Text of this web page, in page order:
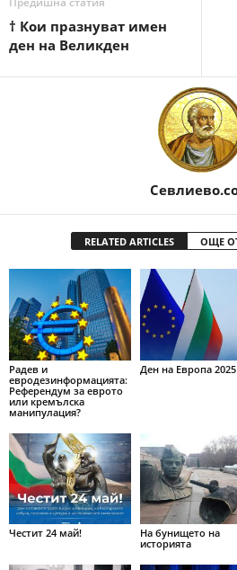
† Кои празнуват имен
ден на Великден
RELATED ARTICLES ОЩЕ
Радев и
евродезинформацията:
Референдум за еврото
или кремълска
манипулация?
Ден на Европа 2025
Честит 24 май!
На бунището на
историята